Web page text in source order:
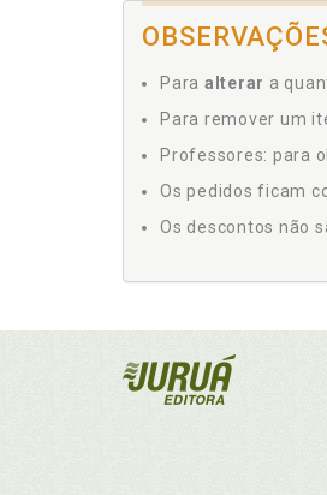
Para alterar a
Para remover um
Professores: para
Os pedidos ficam
Os descontos não